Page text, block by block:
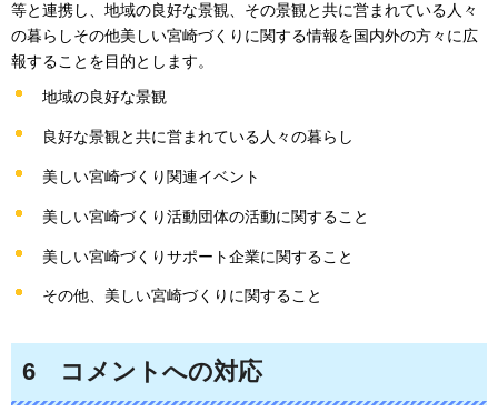
等と連携し、地域の良好な景観、その景観と共に営まれている人々
の暮らしその他美しい宮崎づくりに関する情報を国内外の方々に広
報することを目的とします。
地域の良好な景観
良好な景観と共に営まれている人々の暮らし
美しい宮崎づくり関連イベント
美しい宮崎づくり活動団体の活動に関すること
美しい宮崎づくりサポート企業に関すること
その他、美しい宮崎づくりに関すること
6 コメント への対応